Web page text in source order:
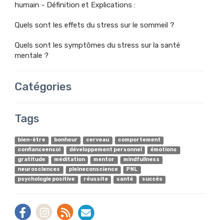
humain - Définition et Explications :
Quels sont les effets du stress sur le sommeil ?
Quels sont les symptômes du stress sur la santé
mentale ?
Catégories
Tags
bien-être bonheur cerveau
comportement
confianceensoi
développement personnel
émotions
gratitude
méditation mentor
mindfullness
neurosciences
pleineconscience
PNL
psychologie positive
réussite santé succès